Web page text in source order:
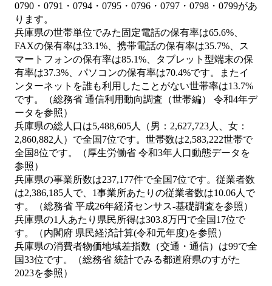
0790・0791・0794・0795・0796・0797・0798・0799があ
ります。
兵庫県の世帯単位でみた固定電話の保有率は65.6%、
FAXの保有率は33.1%、携帯電話の保有率は35.7%、ス
マートフォンの保有率は85.1%、タブレット型端末の保
有率は37.3%、パソコンの保有率は70.4%です。またイ
ンターネットを誰も利用したことがない世帯率は13.7%
です。（総務省 通信利用動向調査（世帯編） 令和4年デ
ータを参照）
兵庫県の総人口は5,488,605人（男：2,627,723人、女：
2,860,882人）で全国7位です。世帯数は2,583,222世帯で
全国8位です。（厚生労働省 令和3年人口動態データを
参照）
兵庫県の事業所数は237,177件で全国7位です。従業者数
は2,386,185人で、1事業所あたりの従業者数は10.06人で
す。（総務省 平成26年経済センサス‐基礎調査を参照）
兵庫県の1人あたり県民所得は303.8万円で全国17位で
す。（内閣府 県民経済計算(令和元年度)を参照）
兵庫県の消費者物価地域差指数（交通・通信）は99で全
国33位です。（総務省 統計でみる都道府県のすがた
2023を参照）